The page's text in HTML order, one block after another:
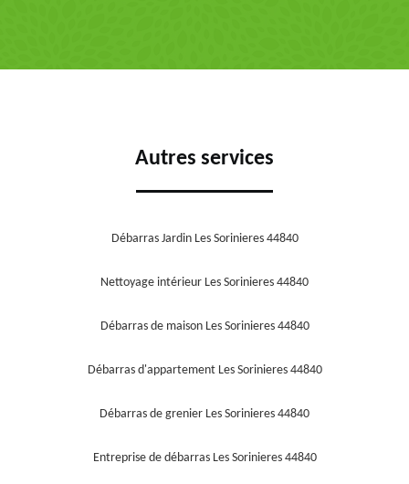
Autres services
Débarras Jardin Les Sorinieres 44840
Nettoyage intérieur Les Sorinieres 44840
Débarras de maison Les Sorinieres 44840
Débarras d'appartement Les Sorinieres 44840
Débarras de grenier Les Sorinieres 44840
Entreprise de débarras Les Sorinieres 44840